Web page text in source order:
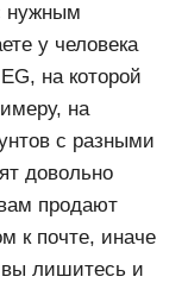
нужным
у человека
на которой
на
с разными
довольно
продают
к почте, иначе
лишитесь и